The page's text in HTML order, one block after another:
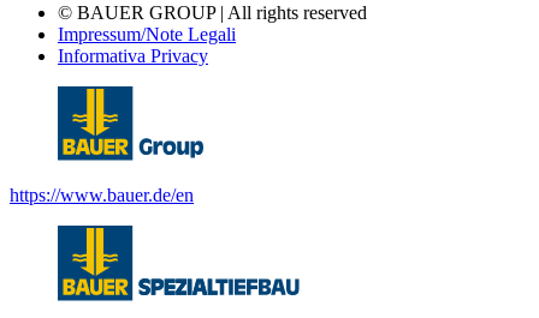
© BAUER GROUP | All rights reserved
Impressum/Note Legali
Informativa Privacy
https://www.bauer.de/en